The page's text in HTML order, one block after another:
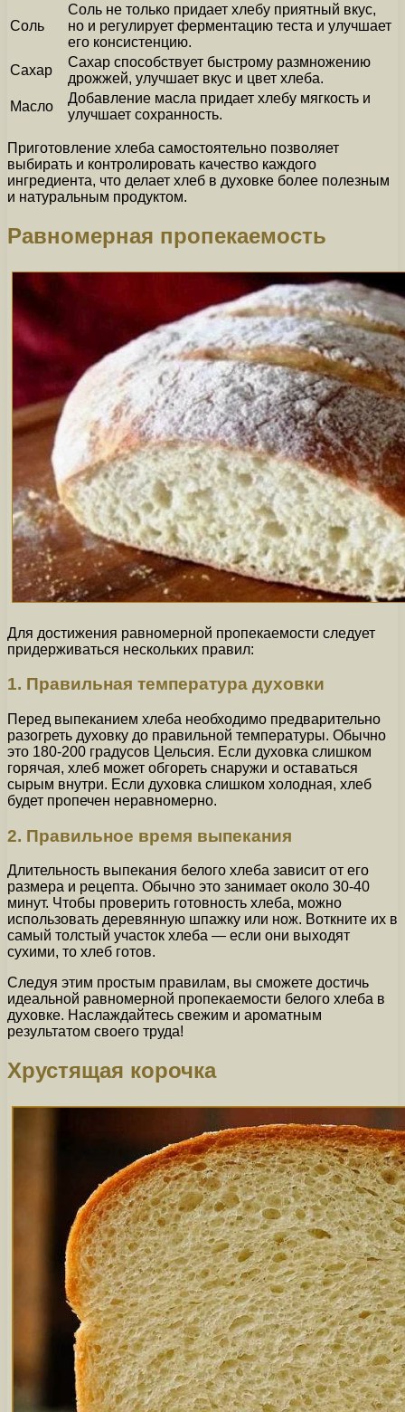
Соль
Соль не только придает хлебу приятный вкус,
но и регулирует ферментацию теста и улучшает
его консистенцию.
Сахар
Сахар способствует быстрому размножению
дрожжей, улучшает вкус и цвет хлеба.
Масло
Добавление масла придает хлебу мягкость и
улучшает сохранность.
Приготовление хлеба самостоятельно позволяет
выбирать и контролировать качество каждого
ингредиента, что делает хлеб в духовке более полезным
и натуральным продуктом.
Равномерная пропекаемость
Для достижения равномерной пропекаемости следует
придерживаться нескольких правил:
1. Правильная температура духовки
Перед выпеканием хлеба необходимо предварительно
разогреть духовку до правильной температуры. Обычно
это 180-200 градусов Цельсия. Если духовка слишком
горячая, хлеб может обгореть снаружи и оставаться
сырым внутри. Если духовка слишком холодная, хлеб
будет пропечен неравномерно.
2. Правильное время выпекания
Длительность выпекания белого хлеба зависит от его
размера и рецепта. Обычно это занимает около 30-40
минут. Чтобы проверить готовность хлеба, можно
использовать деревянную шпажку или нож. Воткните их в
самый толстый участок хлеба — если они выходят
сухими, то хлеб готов.
Следуя этим простым правилам, вы сможете достичь
идеальной равномерной пропекаемости белого хлеба в
духовке. Наслаждайтесь свежим и ароматным
результатом своего труда!
Хрустящая корочка